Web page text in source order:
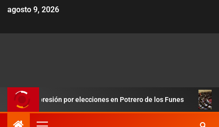
agosto 9, 2026
por elecciones en Potrero de los Funes Duro